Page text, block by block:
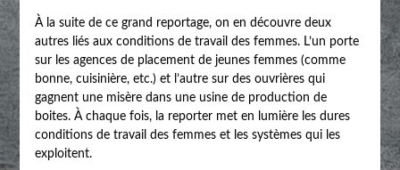
À la suite de ce grand reportage, on en découvre deux
autres liés aux conditions de travail des femmes. L’un porte
sur les agences de placement de jeunes femmes (comme
bonne, cuisinière, etc.) et l’autre sur des ouvrières qui
gagnent une misère dans une usine de production de
boites. À chaque fois, la reporter met en lumière les dures
conditions de travail des femmes et les systèmes qui les
exploitent.